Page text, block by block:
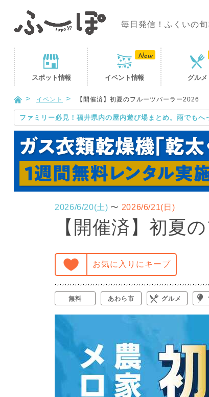
毎日発信！ふくいの
スポット情報 イベント情報 グルメ
イベント 【開催済】初夏のフルーツパーラー2026
ファミリー必見！福井県内の屋内遊び場まとめ。雨でもへ
2026/6/20(土) 〜 2026/6/21(日)
【開催済】初夏
お気に入りにキープ
無料 あわら市 グルメ